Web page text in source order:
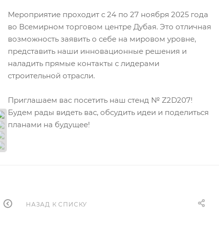
Мероприятие проходит с 24 по 27 ноября 2025 года
во Всемирном торговом центре Дубая. Это отличная
возможность заявить о себе на мировом уровне,
представить наши инновационные решения и
наладить прямые контакты с лидерами
строительной отрасли.
Приглашаем вас посетить наш стенд № Z2D207!
Будем рады видеть вас, обсудить идеи и поделиться
планами на будущее!
НАЗАД К СПИСКУ